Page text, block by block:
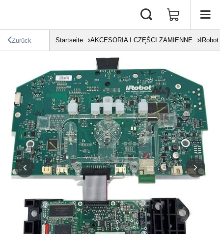
Zurück Startseite AKCESORIA I CZĘŚCI ZAMIENNE IRobot